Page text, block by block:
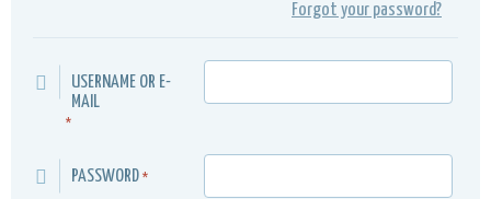
Forgot your password?
USERNAME OR E-
MAIL
*
PASSWORD *